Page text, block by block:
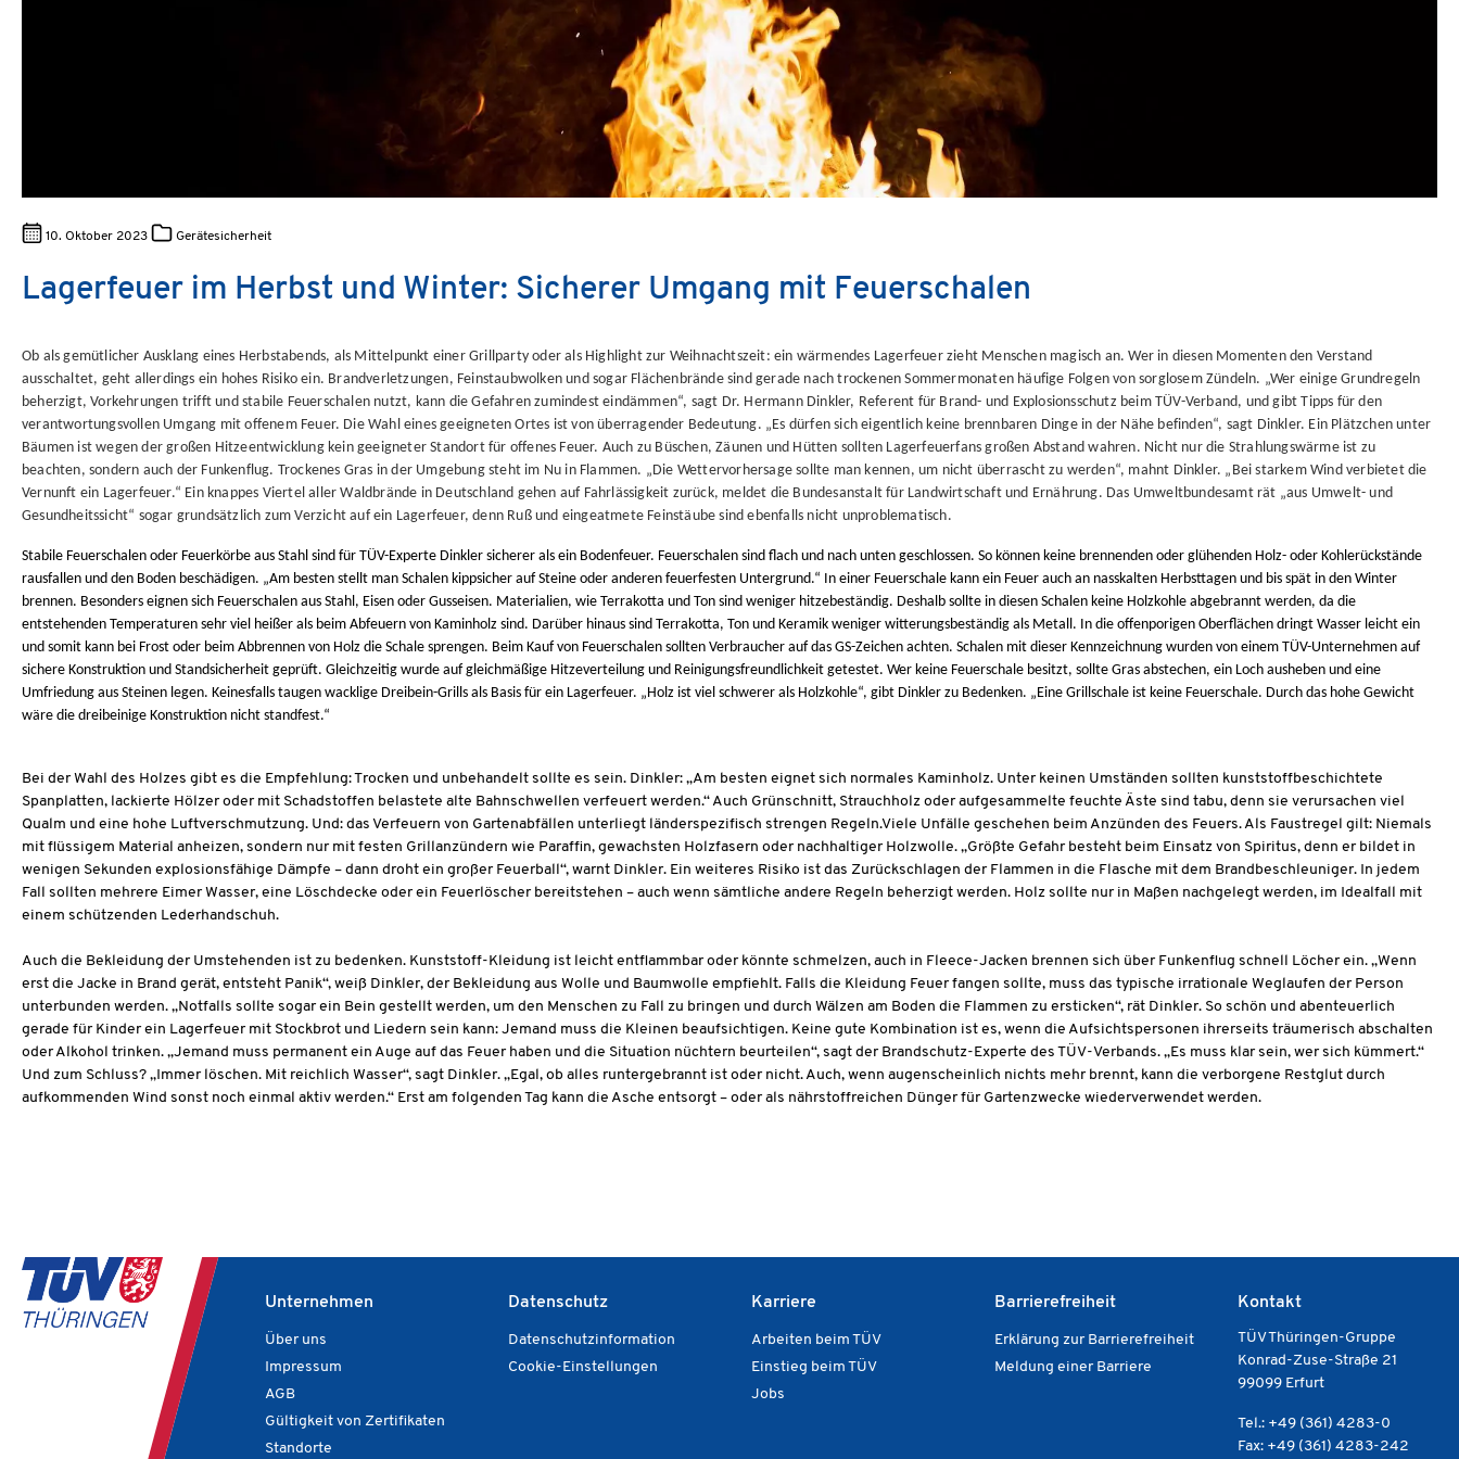
10. Oktober 2023 Gerätesicherheit
Lagerfeuer im Herbst und Winter: Sicherer Umgang mit Feuerschalen
Ob als gemütlicher Ausklang eines Herbstabends, als Mittelpunkt einer Grillparty oder als Highlight zur Weihnachtszeit: ein wärmendes Lagerfeuer zieht Menschen magisch an. Wer in diesen Momenten den Verstand
ausschaltet, geht allerdings ein hohes Risiko ein. Brandverletzungen, Feinstaubwolken und sogar Flächenbrände sind gerade nach trockenen Sommermonaten häufige Folgen von sorglosem Zündeln. „Wer einige Grundregeln
beherzigt, Vorkehrungen trifft und stabile Feuerschalen nutzt, kann die Gefahren zumindest eindämmen“, sagt Dr. Hermann Dinkler, Referent für Brand- und Explosionsschutz beim TÜV-Verband, und gibt Tipps für den
verantwortungsvollen Umgang mit offenem Feuer. Die Wahl eines geeigneten Ortes ist von überragender Bedeutung. „Es dürfen sich eigentlich keine brennbaren Dinge in der Nähe befinden“, sagt Dinkler. Ein Plätzchen unter
Bäumen ist wegen der großen Hitzeentwicklung kein geeigneter Standort für offenes Feuer. Auch zu Büschen, Zäunen und Hütten sollten Lagerfeuerfans großen Abstand wahren. Nicht nur die Strahlungswärme ist zu
beachten, sondern auch der Funkenflug. Trockenes Gras in der Umgebung steht im Nu in Flammen. „Die Wettervorhersage sollte man kennen, um nicht überrascht zu werden“, mahnt Dinkler. „Bei starkem Wind verbietet die
Vernunft ein Lagerfeuer.“ Ein knappes Viertel aller Waldbrände in Deutschland gehen auf Fahrlässigkeit zurück, meldet die Bundesanstalt für Landwirtschaft und Ernährung. Das Umweltbundesamt rät „aus Umwelt- und
Gesundheitssicht“ sogar grundsätzlich zum Verzicht auf ein Lagerfeuer, denn Ruß und eingeatmete Feinstäube sind ebenfalls nicht unproblematisch.
Stabile Feuerschalen oder Feuerkörbe aus Stahl sind für TÜV-Experte Dinkler sicherer als ein Bodenfeuer. Feuerschalen sind flach und nach unten geschlossen. So können keine brennenden oder glühenden Holz- oder Kohlerückstände
rausfallen und den Boden beschädigen. „Am besten stellt man Schalen kippsicher auf Steine oder anderen feuerfesten Untergrund.“ In einer Feuerschale kann ein Feuer auch an nasskalten Herbsttagen und bis spät in den Winter
brennen. Besonders eignen sich Feuerschalen aus Stahl, Eisen oder Gusseisen. Materialien, wie Terrakotta und Ton sind weniger hitzebeständig. Deshalb sollte in diesen Schalen keine Holzkohle abgebrannt werden, da die
entstehenden Temperaturen sehr viel heißer als beim Abfeuern von Kaminholz sind. Darüber hinaus sind Terrakotta, Ton und Keramik weniger witterungsbeständig als Metall. In die offenporigen Oberflächen dringt Wasser leicht ein
und somit kann bei Frost oder beim Abbrennen von Holz die Schale sprengen. Beim Kauf von Feuerschalen sollten Verbraucher auf das GS-Zeichen achten. Schalen mit dieser Kennzeichnung wurden von einem TÜV-Unternehmen auf
sichere Konstruktion und Standsicherheit geprüft. Gleichzeitig wurde auf gleichmäßige Hitzeverteilung und Reinigungsfreundlichkeit getestet. Wer keine Feuerschale besitzt, sollte Gras abstechen, ein Loch ausheben und eine
Umfriedung aus Steinen legen. Keinesfalls taugen wacklige Dreibein-Grills als Basis für ein Lagerfeuer. „Holz ist viel schwerer als Holzkohle“, gibt Dinkler zu Bedenken. „Eine Grillschale ist keine Feuerschale. Durch das hohe Gewicht
wäre die dreibeinige Konstruktion nicht standfest.“
Bei der Wahl des Holzes gibt es die Empfehlung: Trocken und unbehandelt sollte es sein. Dinkler: „Am besten eignet sich normales Kaminholz. Unter keinen Umständen sollten kunststoffbeschichtete
Spanplatten, lackierte Hölzer oder mit Schadstoffen belastete alte Bahnschwellen verfeuert werden.“ Auch Grünschnitt, Strauchholz oder aufgesammelte feuchte Äste sind tabu, denn sie verursachen viel
Qualm und eine hohe Luftverschmutzung. Und: das Verfeuern von Gartenabfällen unterliegt länderspezifisch strengen Regeln.Viele Unfälle geschehen beim Anzünden des Feuers. Als Faustregel gilt: Niemals
mit flüssigem Material anheizen, sondern nur mit festen Grillanzündern wie Paraffin, gewachsten Holzfasern oder nachhaltiger Holzwolle. „Größte Gefahr besteht beim Einsatz von Spiritus, denn er bildet in
wenigen Sekunden explosionsfähige Dämpfe – dann droht ein großer Feuerball“, warnt Dinkler. Ein weiteres Risiko ist das Zurückschlagen der Flammen in die Flasche mit dem Brandbeschleuniger. In jedem
Fall sollten mehrere Eimer Wasser, eine Löschdecke oder ein Feuerlöscher bereitstehen – auch wenn sämtliche andere Regeln beherzigt werden. Holz sollte nur in Maßen nachgelegt werden, im Idealfall mit
einem schützenden Lederhandschuh.
Auch die Bekleidung der Umstehenden ist zu bedenken. Kunststoff-Kleidung ist leicht entflammbar oder könnte schmelzen, auch in Fleece-Jacken brennen sich über Funkenflug schnell Löcher ein. „Wenn
erst die Jacke in Brand gerät, entsteht Panik“, weiß Dinkler, der Bekleidung aus Wolle und Baumwolle empfiehlt. Falls die Kleidung Feuer fangen sollte, muss das typische irrationale Weglaufen der Person
unterbunden werden. „Notfalls sollte sogar ein Bein gestellt werden, um den Menschen zu Fall zu bringen und durch Wälzen am Boden die Flammen zu ersticken“, rät Dinkler. So schön und abenteuerlich
gerade für Kinder ein Lagerfeuer mit Stockbrot und Liedern sein kann: Jemand muss die Kleinen beaufsichtigen. Keine gute Kombination ist es, wenn die Aufsichtspersonen ihrerseits träumerisch abschalten
oder Alkohol trinken. „Jemand muss permanent ein Auge auf das Feuer haben und die Situation nüchtern beurteilen“, sagt der Brandschutz-Experte des TÜV-Verbands. „Es muss klar sein, wer sich kümmert.“
Und zum Schluss? „Immer löschen. Mit reichlich Wasser“, sagt Dinkler. „Egal, ob alles runtergebrannt ist oder nicht. Auch, wenn augenscheinlich nichts mehr brennt, kann die verborgene Restglut durch
aufkommenden Wind sonst noch einmal aktiv werden.“ Erst am folgenden Tag kann die Asche entsorgt – oder als nährstoffreichen Dünger für Gartenzwecke wiederverwendet werden.
Unternehmen
Über uns
Impressum
AGB
Gültigkeit von Zertifikaten
Standorte
Datenschutz
Datenschutzinformation
Cookie-Einstellungen
Karriere
Arbeiten beim TÜV
Einstieg beim TÜV
Jobs
Barrierefreiheit
Erklärung zur Barrierefreiheit
Meldung einer Barriere
Kontakt
TÜV Thüringen-Gruppe
Konrad-Zuse-Straße 21
99099 Erfurt
Tel.: +49 (361) 4283-0
Fax: +49 (361) 4283-242